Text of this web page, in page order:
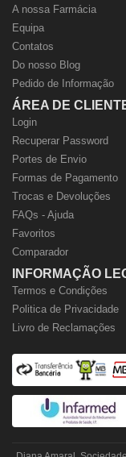
A nossa Farmácia
Equipa
Contatos
Do nosso Blog
Pedido de Informação
ÁREA DE
Login
Recuperar Password
Portes de Envio
Formas de Pagamento
Trocas e Devoluções
FAQs - Ajuda
Favoritos
Comparador
INFORMAÇÃO
Termos e Condições
Politica de Privacidade
Livro de Reclamações